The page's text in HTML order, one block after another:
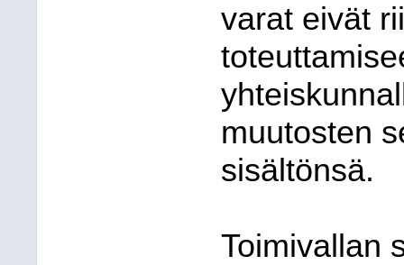
varat eivät
muutosten
sisältönsä.
Toimivallan